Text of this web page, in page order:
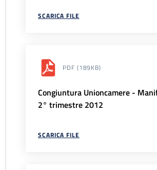
SCARICA FILE
PDF (189KB)
Congiuntura Unioncamere -
2° trimestre 2012
SCARICA FILE